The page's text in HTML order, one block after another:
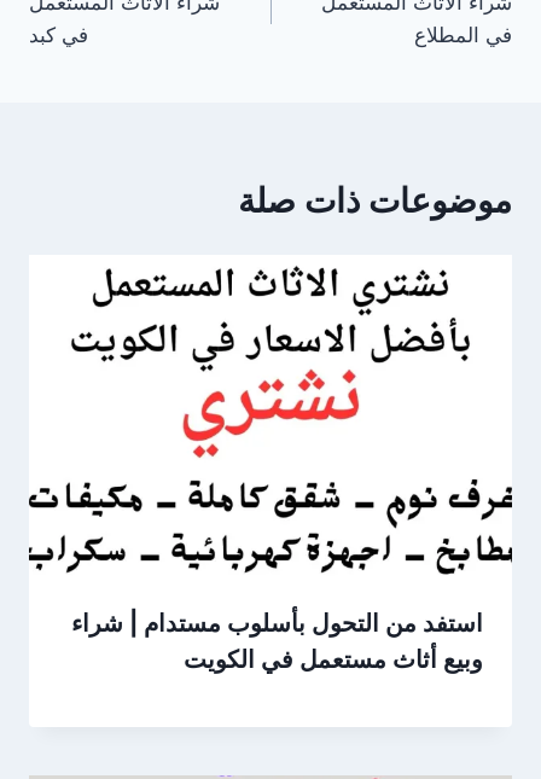
المقالات
في المطلاع
في كبد
موضوعات ذات صلة
استفد من التحول بأسلوب مستدام | شراء
وبيع أثاث مستعمل في الكويت